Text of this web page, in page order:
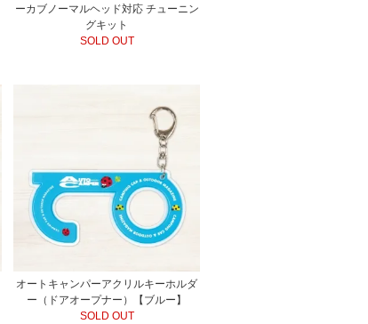
ーカブノーマルヘッド対応 チューニン
グキット
SOLD OUT
オートキャンパーアクリルキーホルダ
ー（ドアオープナー）【ブルー】
SOLD OUT